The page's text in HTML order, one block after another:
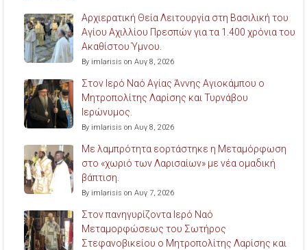
Αρχιερατική Θεία Λειτουργία στη Βασιλική του
Αγίου Αχιλλίου Πρεσπών για τα 1.400 χρόνια του
Ακαθίστου Ύμνου.
By imlarisis on Αυγ 8, 2026
Στον Ιερό Ναό Αγίας Άννης Αγιοκάμπου ο
Μητροπολίτης Λαρίσης και Τυρνάβου
Ιερώνυμος.
By imlarisis on Αυγ 8, 2026
Με λαμπρότητα εορτάστηκε η Μεταμόρφωση
στο «χωριό των Λαρισαίων» με νέα ομαδική
βάπτιση.
By imlarisis on Αυγ 7, 2026
Στον πανηγυρίζοντα Ιερό Ναό
Μεταμορφώσεως του Σωτήρος
Στεφανοβικείου ο Μητροπολίτης Λαρίσης και